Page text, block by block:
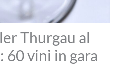
Thurgau al
60 vini in gara